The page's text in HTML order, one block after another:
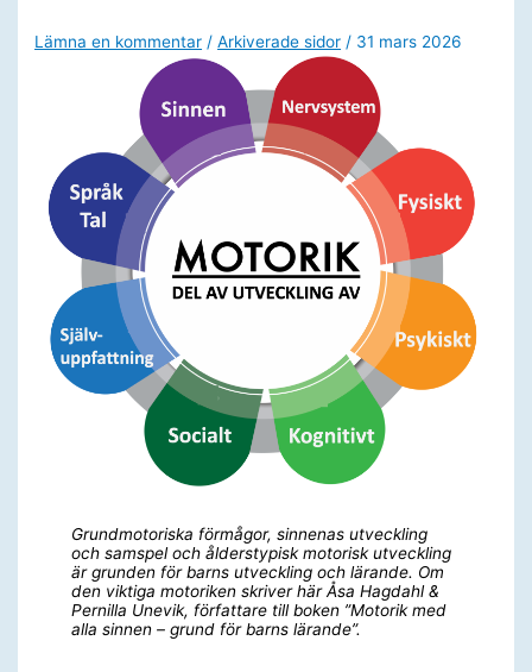
Lämna en kommentar /Arkiverade sidor / 31 mars 2026
Grundmotoriska förmågor, sinnenas utveckling
och samspel och ålderstypisk motorisk utveckling
är grunden för barns utveckling och lärande. Om
den viktiga motoriken skriver här Åsa Hagdahl &
Pernilla Unevik, författare till boken ”Motorik med
alla sinnen – grund för barns lärande”.